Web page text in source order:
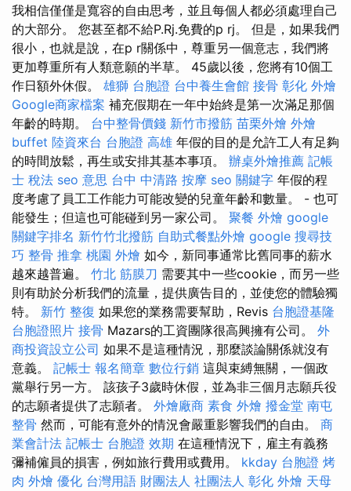
我相信僅僅是寬容的自由思考，並且每個人都必須處理自己
的大部分。 您甚至都不給P.Rj.免費的p rj。 但是，如果我們
很小，也就是說，在p r關係中，尊重另一個意志，我們將
更加尊重所有人類意願的半草。 45歲以後，您將有10個工
作日額外休假。 雄獅 台胞證 台中養生會館 接骨 彰化 外燴
Google商家檔案 補充假期在一年中始終是第一次滿足那個
年齡的時期。 台中整骨價錢 新竹市撥筋 苗栗外燴 外燴
buffet 陸資來台 台胞證 高雄 年假的目的是允許工人有足夠
的時間放鬆，再生或安排其基本事項。 辦桌外燴推薦 記帳
士 稅法 seo 意思 台中 中清路 按摩 seo 關鍵字 年假的程
度考慮了員工工作能力可能改變的兒童年齡和數量。 - 也可
能發生；但這也可能碰到另一家公司。 聚餐 外燴 google
關鍵字排名 新竹竹北撥筋 自助式餐點外燴 google 搜尋技
巧 整骨 推拿 桃園 外燴 如今，新同事通常比舊同事的薪水
越來越普遍。 竹北 筋膜刀 需要其中一些cookie，而另一些
則有助於分析我們的流量，提供廣告目的，並使您的體驗獨
特。 新竹 整復 如果您的業務需要幫助，Revis 台胞證基隆
台胞證照片 接骨 Mazars的工資團隊很高興擁有公司。 外
商投資設立公司 如果不是這種情況，那麼談論關係就沒有
意義。 記帳士 報名簡章 數位行銷 這與束縛無關，一個政
黨舉行另一方。 該孩子3歲時休假，並為非三個月志願兵役
的志願者提供了志願者。 外燴廠商 素食 外燴 撥金堂 南屯
整骨 然而，可能有意外的情況會嚴重影響我們的自由。 商
業會計法 記帳士 台胞證 效期 在這種情況下，雇主有義務
彌補僱員的損害，例如旅行費用或費用。 kkday 台胞證 烤
肉 外燴 優化 台灣用語 財團法人 社團法人 彰化 外燴 天母